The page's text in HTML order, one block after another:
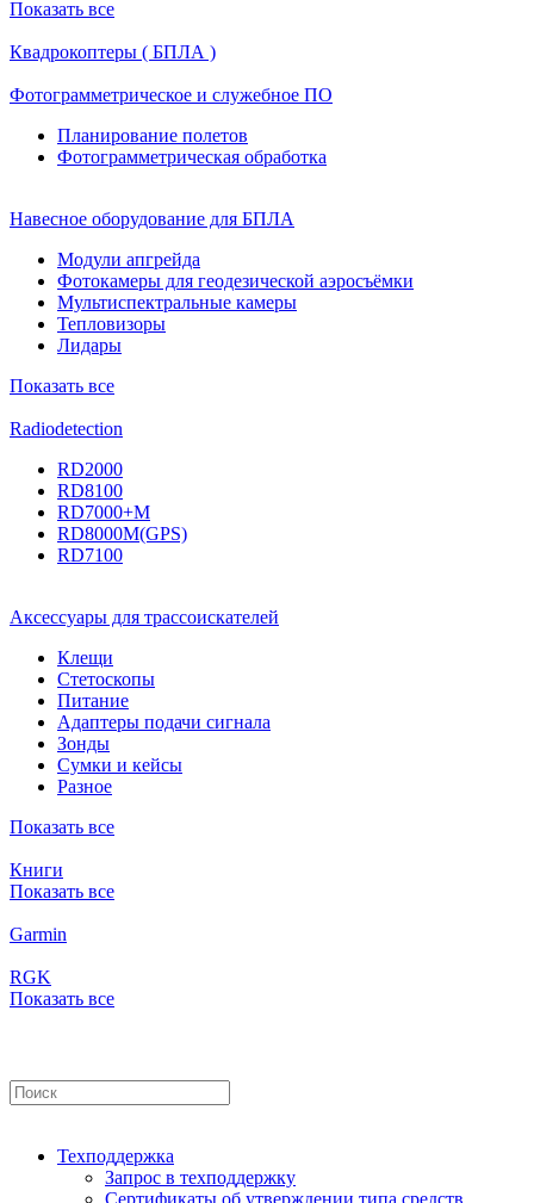
Показать все
Квадрокоптеры ( БПЛА )
Фотограмметрическое и служебное ПО
Планирование полетов
Фотограмметрическая обработка
Навесное оборудование для БПЛА
Модули апгрейда
Фотокамеры для геодезической аэросъёмки
Мультиспектральные камеры
Тепловизоры
Лидары
Показать все
Radiodetection
RD2000
RD8100
RD7000+M
RD8000M(GPS)
RD7100
Аксессуары для трассоискателей
Клещи
Стетоскопы
Питание
Адаптеры подачи сигнала
Зонды
Сумки и кейсы
Разное
Показать все
Книги
Показать все
Garmin
RGK
Показать все
Техподдержка
Запрос в техподдержку
Сертификаты об утверждении типа средств